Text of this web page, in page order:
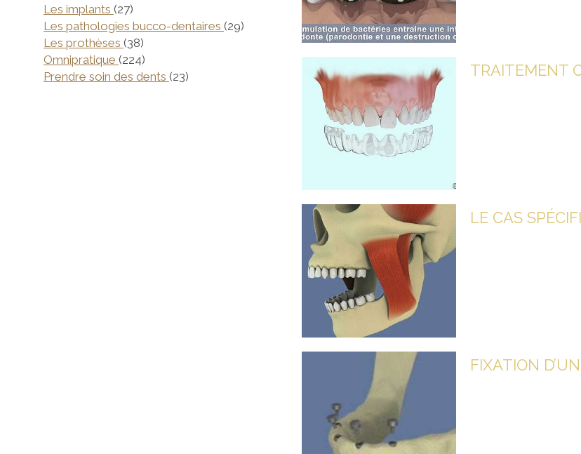
LE CAS
Les implants (27)
Les pathologies bucco-dentaires (29) Articles Count
Les prothèses (38)
Omnipratique (224)
Prendre soin des dents (23)